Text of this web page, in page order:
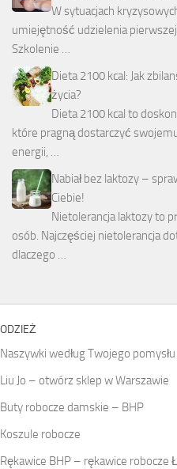
W sytuacjach
umiejętność udzielenia
Szkolenie …
Dieta 2100 kcal: Jak
życia?
Dieta 2100 kcal to
które pragną dostarczyć
energii, …
Nabiał bez laktozy –
Ciebie!
Nietolerancja laktozy to
osób. Najczęściej nietolerancja
dlaczego …
ODZIEŻ
Naszywki według Twojego pomysłu
Liu Jo – otwórz sklep w Warszawie
Buty robocze damskie – BHP
Koszule robocze
Rękawice BHP – rękawice robocze